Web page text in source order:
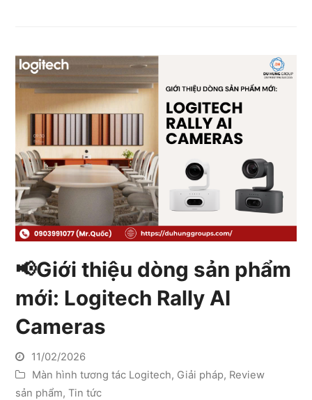
📢Giới thiệu dòng sản phẩm
mới: Logitech Rally AI
Cameras
11/02/2026
Màn hình tương tác Logitech, Giải pháp, Review
sản phẩm,Tin tức